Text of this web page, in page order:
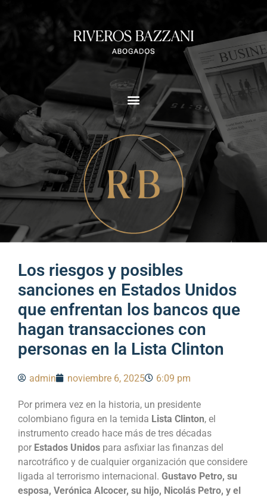
Los riesgos y posibles
sanciones en Estados Unidos
que enfrentan los bancos que
hagan transacciones con
personas en la Lista Clinton
admin noviembre 6, 2025 6:09 pm
Por primera vez en la historia, un presidente
colombiano figura en la temida Lista Clinton, el
instrumento creado hace más de tres décadas
por Estados Unidos para asfixiar las finanzas del
narcotráfico y de cualquier organización que considere
ligada al terrorismo internacional. Gustavo Petro, su
esposa, Verónica Alcocer, su hijo, Nicolás Petro, y el